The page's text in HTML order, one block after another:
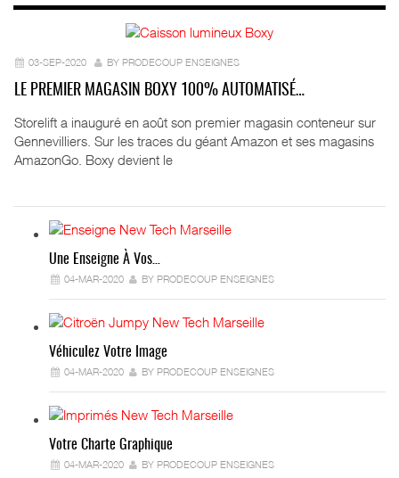
03-SEP-2020 BY PRODECOUP ENSEIGNES
LE PREMIER MAGASIN BOXY 100% AUTOMATISÉ…
Storelift a inauguré en août son premier magasin conteneur sur
Gennevilliers. Sur les traces du géant Amazon et ses magasins
AmazonGo. Boxy devient le
Une Enseigne À Vos…
04-MAR-2020 BY PRODECOUP ENSEIGNES
Véhiculez Votre Image
04-MAR-2020 BY PRODECOUP ENSEIGNES
Votre Charte Graphique
04-MAR-2020 BY PRODECOUP ENSEIGNES